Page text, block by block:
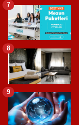
7
8
9